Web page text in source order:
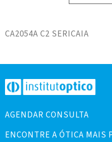
CA2054A C2 SERICAIA
AGENDAR CONSULTA
ENCONTRE A ÓTICA MAIS